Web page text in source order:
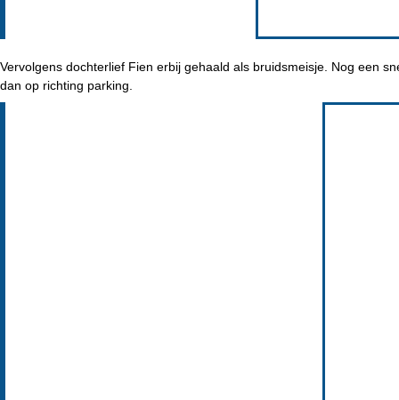
Vervolgens dochterlief Fien erbij gehaald als bruidsmeisje. Nog een
dan op richting parking.